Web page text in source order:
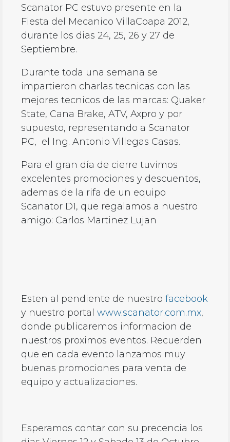
Scanator PC estuvo presente en la
Fiesta del Mecanico VillaCoapa 2012,
durante los dias 24, 25, 26 y 27 de
Septiembre.
Durante toda una semana se
impartieron charlas tecnicas con las
mejores tecnicos de las marcas: Quaker
State, Cana Brake, ATV, Axpro y por
supuesto, representando a Scanator
PC, el Ing. Antonio Villegas Casas.
Para el gran día de cierre tuvimos
excelentes promociones y descuentos,
ademas de la rifa de un equipo
Scanator D1, que regalamos a nuestro
amigo: Carlos Martinez Lujan
Esten al pendiente de nuestro facebook
y nuestro portal www.scanator.com.mx,
donde publicaremos informacion de
nuestros proximos eventos. Recuerden
que en cada evento lanzamos muy
buenas promociones para venta de
equipo y actualizaciones.
Esperamos contar con su precencia los